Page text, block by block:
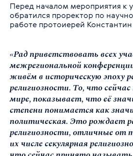
Перед началом мероприятия к
обратился проректор по
работе протоиерей
«Рад приветствовать всех
межрегиональной
живём в историческую эпоху
религиозности. То, что
мире, показывает, что её
степени понимается как
политическая. Это рождает
религиозности, отличные от
их числе секулярная